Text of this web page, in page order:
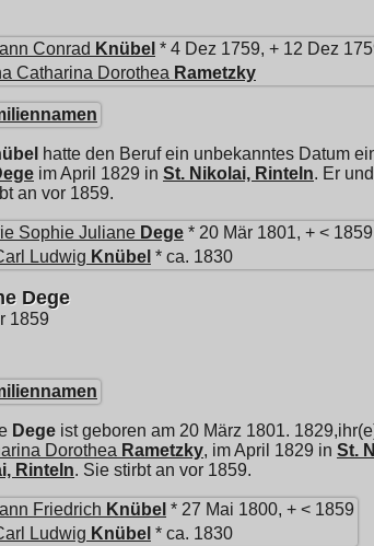
Conrad Knübel * 4 Dez 1759, + 12 Dez
Catharina Dorothea Rametzky
hatte den Beruf ein unbekanntes Datum
im April 1829 in St. Nikolai, Rinteln. Er und
an vor 1859.
Sophie Juliane Dege * 20 Mär 1801, + < 1859
Ludwig Knübel * ca. 1830
Dege
1859
Dege ist geboren am 20 März 1801.
Dorothea Rametzky, im April 1829 in St.
Rinteln. Sie stirbt an vor 1859.
Friedrich Knübel * 27 Mai 1800, + < 1859
Ludwig Knübel * ca. 1830